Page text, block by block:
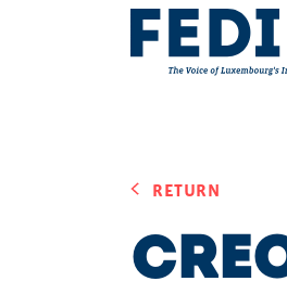
Skip to main content
RETURN